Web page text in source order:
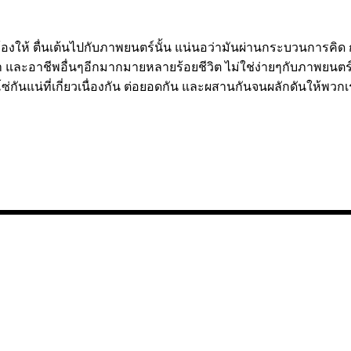
งให้ ตื่นเต้นไปกับภาพยนตร์นั้น แน่นอว่ามันผ่านกระบวนการคิ
ละอาชีพอื่นๆอีกมากมายหลายร้อยชีวิต ไม่ใช่ง่ายๆกับภาพยนต
นแน่ที่เกี่ยวเนื่องกัน ต่อยอดกัน และผสานกันจนผลักดันให้พวก